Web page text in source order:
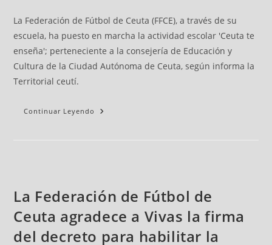
La Federación de Fútbol de Ceuta (FFCE), a través de su
escuela, ha puesto en marcha la actividad escolar 'Ceuta te
enseña'; perteneciente a la consejería de Educación y
Cultura de la Ciudad Autónoma de Ceuta, según informa la
Territorial ceutí.
Continuar Leyendo
La Federación de Fútbol de
Ceuta agradece a Vivas la firma
del decreto para habilitar la